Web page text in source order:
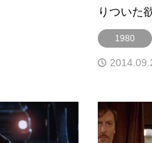
りついた
1980